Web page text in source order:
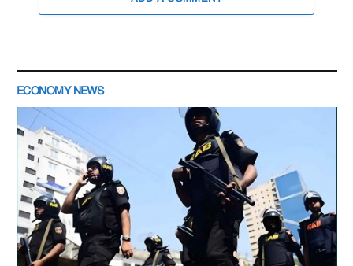
ECONOMY NEWS